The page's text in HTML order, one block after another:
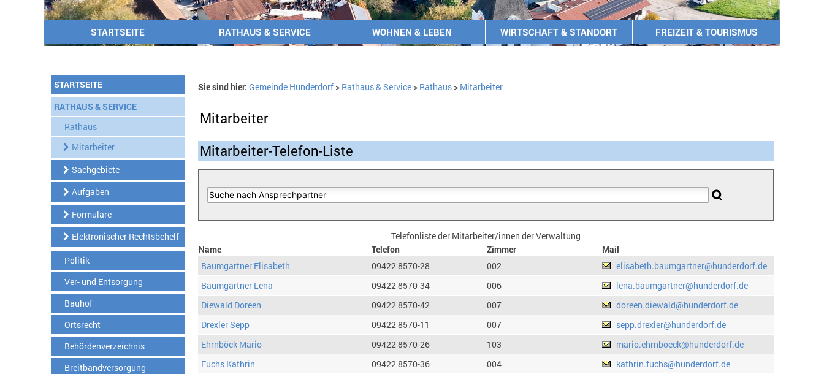
STARTSEITE RATHAUS & SERVICE WOHNEN & LEBEN WIRTSCHAFT & STANDORT FREIZEIT & TOURISMUS
STARTSEITE
RATHAUS & SERVICE
Rathaus
Mitarbeiter
Sachgebiete
Aufgaben
Formulare
Elektronischer Rechtsbehelf
Politik
Ver- und Entsorgung
Bauhof
Ortsrecht
Behördenverzeichnis
Breitbandversorgung
Sie sind hier: Gemeinde Hunderdorf> Rathaus & Service> Rathaus> Mitarbeiter
Mitarbeiter
Mitarbeiter-Telefon-Liste
Telefonliste der Mitarbeiter/innen der Verwaltung
Name
Telefon Zimmer
Mail
Baumgartner Elisabeth
09422 8570-28 002
elisabeth.baumgartner@hunderdorf.de
Baumgartner Lena
09422 8570-34 006
lena.baumgartner@hunderdorf.de
Diewald Doreen
09422 8570-42 007
doreen.diewald@hunderdorf.de
Drexler Sepp
09422 8570-11 007
sepp.drexler@hunderdorf.de
Ehrnböck Mario
09422 8570-26 103
mario.ehrnboeck@hunderdorf.de
Fuchs Kathrin
09422 8570-36 004
kathrin.fuchs@hunderdorf.de